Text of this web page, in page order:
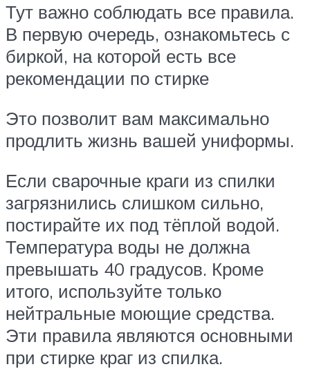
Тут важно соблюдать все правила.
В первую очередь, ознакомьтесь с
биркой, на которой есть все
рекомендации по стирке
Это позволит вам максимально
продлить жизнь вашей униформы.
Если сварочные краги из спилки
загрязнились слишком сильно,
постирайте их под тёплой водой.
Температура воды не должна
превышать 40 градусов. Кроме
итого, используйте только
нейтральные моющие средства.
Эти правила являются основными
при стирке краг из спилка.